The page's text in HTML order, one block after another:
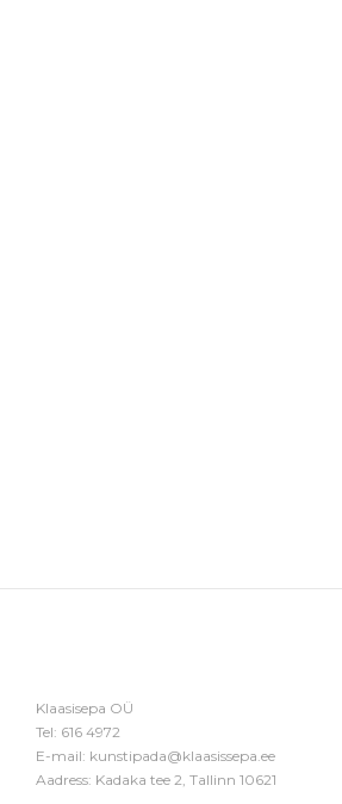
Klaasisepa OÜ
Tel: 616 4972
E-mail: kunstipada@klaasissepa.ee
Aadress: Kadaka tee 2, Tallinn 10621